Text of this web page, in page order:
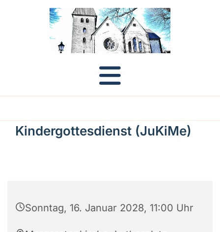
Kindergottesdienst (JuKiMe)
Sonntag, 16. Januar 2028, 11:00 Uhr